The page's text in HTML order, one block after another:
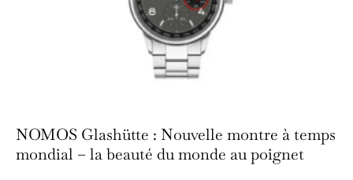
NOMOS Glashütte : Nouvelle montre à temps
mondial – la beauté du monde au poignet